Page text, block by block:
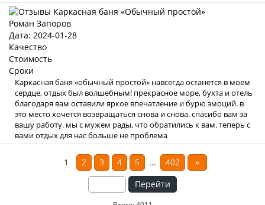
Роман Запоров
Дата: 2024-01-28
Качество
Стоимость
Сроки
Каркасная баня «обычный простой» навсегда останется в моем
сердце, отдых был волшебным! прекрасное море, бухта и отель
благодаря вам оставили яркое впечатление и бурю эмоций. в
это место хочется возвращаться снова и снова. спасибо вам за
вашу работу. мы с мужем рады, что обратились к вам. теперь с
вами отдых для нас больше не проблема
1 2 3 4 5 ... 402
»
Перейти